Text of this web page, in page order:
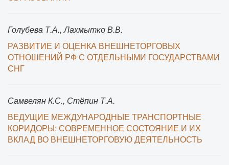
Голубева Т.А., Лахмытко В.В.
РАЗВИТИЕ И ОЦЕНКА ВНЕШНЕТОРГОВЫХ
ОТНОШЕНИЙ РФ С ОТДЕЛЬНЫМИ ГОСУДАРСТВАМИ
СНГ
Самвелян К.С., Стёпин Т.А.
ВЕДУЩИЕ МЕЖДУНАРОДНЫЕ ТРАНСПОРТНЫЕ
КОРИДОРЫ: СОВРЕМЕННОЕ СОСТОЯНИЕ И ИХ
ВКЛАД ВО ВНЕШНЕТОРГОВУЮ ДЕЯТЕЛЬНОСТЬ